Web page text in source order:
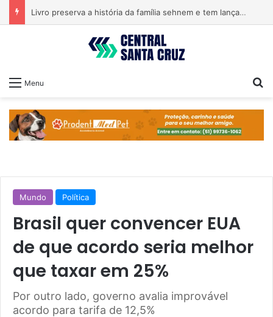
Livro preserva a história da família sehnem e tem lançamento em encontro familiar
Menu
Mundo Política
Brasil quer convencer EUA
de que acordo seria melhor
que taxar em 25%
Por outro lado, governo avalia improvável
acordo para tarifa de 12,5%